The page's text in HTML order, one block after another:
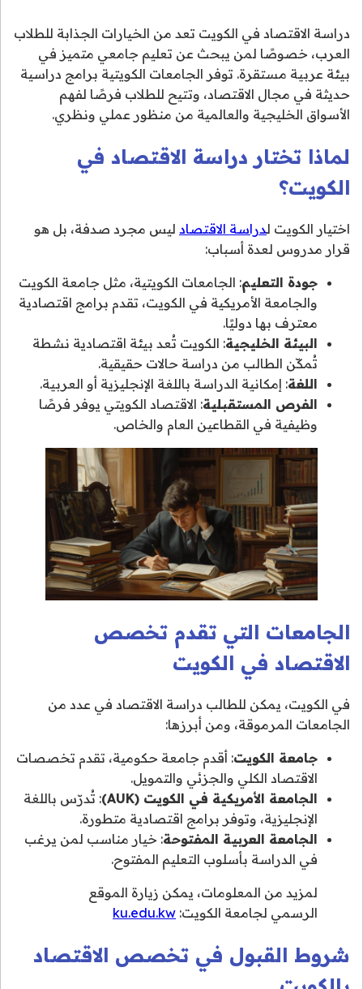
دراسة الاقتصاد في الكويت تعد من الخيارات الجذابة للطلاب
العرب، خصوصًا لمن يبحث عن تعليم جامعي متميز في
بيئة عربية مستقرة. توفر الجامعات الكويتية برامج دراسية
حديثة في مجال الاقتصاد، وتتيح للطلاب فرصًا لفهم
الأسواق الخليجية والعالمية من منظور عملي ونظري.
لماذا تختار دراسة الاقتصاد في
الكويت؟
اختيار الكويت لدراسة الاقتصاد ليس مجرد صدفة، بل هو
قرار مدروس لعدة أسباب:
جودة التعليم: الجامعات الكويتية، مثل جامعة الكويت
والجامعة الأمريكية في الكويت، تقدم برامج اقتصادية
معترف بها دوليًا.
البيئة الخليجية: الكويت تُعد بيئة اقتصادية نشطة
تُمكّن الطالب من دراسة حالات حقيقية.
اللغة: إمكانية الدراسة باللغة الإنجليزية أو العربية.
الفرص المستقبلية: الاقتصاد الكويتي يوفر فرصًا
وظيفية في القطاعين العام والخاص.
الجامعات التي تقدم تخصص
الاقتصاد في الكويت
في الكويت، يمكن للطالب دراسة الاقتصاد في عدد من
الجامعات المرموقة، ومن أبرزها:
جامعة الكويت: أقدم جامعة حكومية، تقدم تخصصات
الاقتصاد الكلي والجزئي والتمويل.
الجامعة الأمريكية في الكويت (AUK)
: تُدرّس باللغة
الإنجليزية، وتوفر برامج اقتصادية متطورة.
الجامعة العربية المفتوحة: خيار مناسب لمن يرغب
في الدراسة بأسلوب التعليم المفتوح.
لمزيد من المعلومات، يمكن زيارة الموقع
الرسمي لجامعة الكويت: ku.edu.kw
شروط القبول في تخصص الاقتصاد